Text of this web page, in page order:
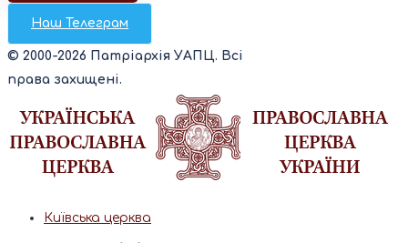
Наш Телеграм
© 2000-2026 Патріархія УАПЦ. Всі
права захищені.
Київська церква